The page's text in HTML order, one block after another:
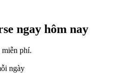
ngay hôm nay
phí.
ngày